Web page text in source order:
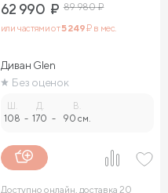
62 990 ₽ 89 980₽
или частями от5 249₽ в мес.
Диван Glen
Без оценок
108 -
Д.
170 -
В.
90 см.
Доступно онлайн, доставка 20